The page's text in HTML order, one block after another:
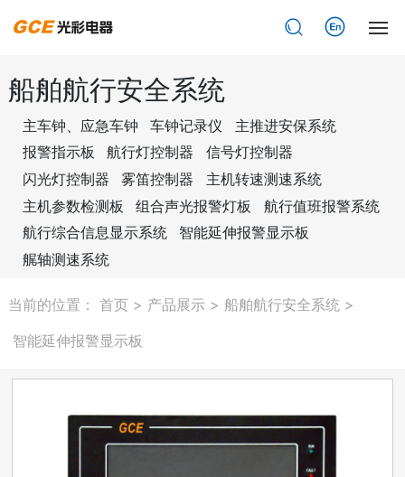
网站首页
关于光彩
产品展示
新闻资讯
资质荣誉
资料下载
船舶航行安全系统
主车钟、应急车钟 车钟记录仪
主推进安保系统
报警指示板
航行灯控制器
信号灯控制器
闪光灯控制器
雾笛控制器
主机转速测速系统
主机参数检测板
组合声光报警灯板
航行值班报警系统
航行综合信息显示系统
智能延伸报警显示板
艉轴测速系统
当前的位置： 首页 > 产品展示 > 船舶航行安全系统 >
智能延伸报警显示板